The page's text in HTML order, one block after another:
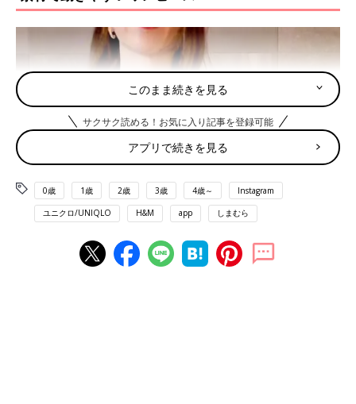
このまま続きを見る
サクサク読める！お気に入り記事を登録可能
アプリで続きを見る
0歳 1歳 2歳 3歳 4歳～ Instagram
ユニクロ/UNIQLO H&M app しまむら